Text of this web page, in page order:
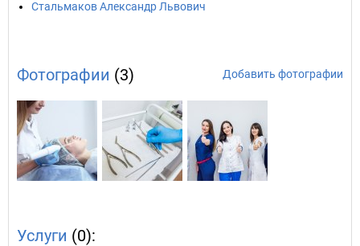
Стальмаков Александр Львович
Фотографии (3) Добавить фотографии
Услуги (0):